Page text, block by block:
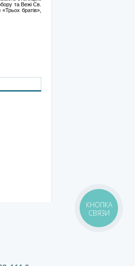
та Вежі Св.
братів»,
КНОПКА
СВЯЗИ